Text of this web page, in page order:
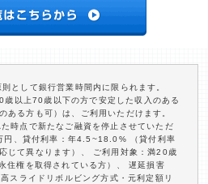
として銀行営業時間内に限られます。
以上70歳以下の方で安定した収入のある
ある方も可）は、ご利用いただけます。
時点で新たなご融資を停止させていただ
円、貸付利率：年4.5~18.0% （貸付利率
じて異なります）、 ご利用対象：満20歳
住権を取得されている方）、 遅延損害
スライドリボルビング方式・元利定額リ